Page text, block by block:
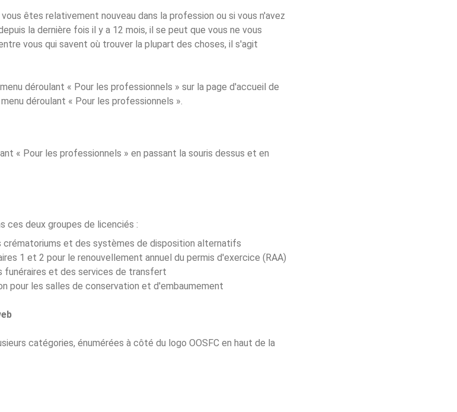
êtes relativement nouveau dans la profession ou si vous n'avez
la dernière fois il y a 12 mois, il se peut que vous ne vous
vous qui savent où trouver la plupart des choses, il s'agit
déroulant « Pour les professionnels » sur la page d'accueil de
déroulant « Pour les professionnels ».
« Pour les professionnels » en passant la souris dessus et en
ces deux groupes de licenciés :
et des systèmes de disposition alternatifs
1 et 2 pour le renouvellement annuel du permis d'exercice (RAA)
et des services de transfert
pour les salles de conservation et d'embaumement
catégories, énumérées à côté du logo OOSFC en haut de la